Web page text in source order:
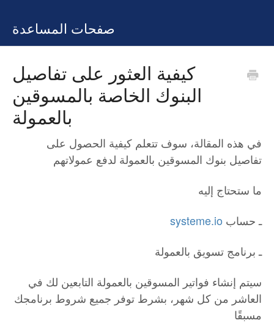
صفحات المساعدة
كيفية العثور على تفاصيل
البنوك الخاصة بالمسوقين
بالعمولة
في هذه المقالة، سوف تتعلم كيفية الحصول على
تفاصيل بنوك المسوقين بالعمولة لدفع عمولاتهم
ما ستحتاج إليه
systeme.io ـ حساب
ـ برنامج تسويق بالعمولة
سيتم إنشاء فواتير المسوقين بالعمولة التابعين لك في
العاشر من كل شهر، بشرط توفر جميع شروط برنامجك
مسبقًا